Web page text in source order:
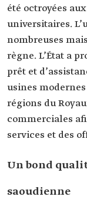
été octroyées
universitaires.
nombreuses
règne. L’État a
prêt et
usines
régions du
commerciales
services et des
Un bond
saoudienne